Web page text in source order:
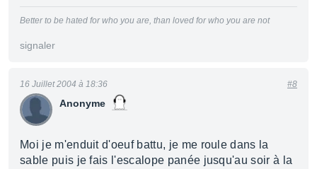
Better to be hated for who you are, than loved for who you are not
signaler
Anonyme
16 Juillet 2004 à 18:36 #8
Moi je m'enduit d'oeuf battu, je me roule dans la
sable puis je fais l'escalope panée jusqu'au soir à la